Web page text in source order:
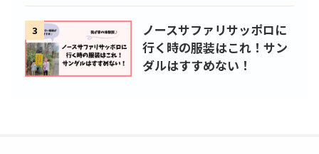
3
ノースサファリサッポロに
行く時の服装はこれ！サン
ダルはすすめない！